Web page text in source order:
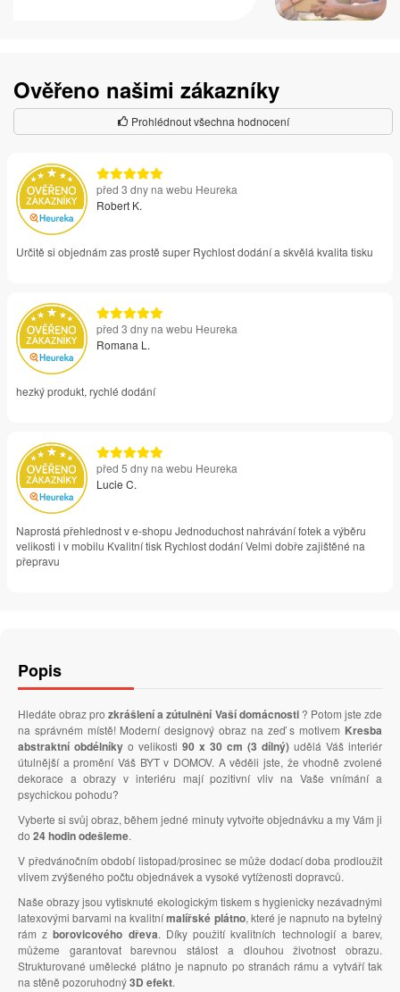
Ověřeno našimi zákazníky
Prohlédnout všechna hodnocení
před 3 dny na webu Heureka
Robert K.
Určitě si objednám zas prostě super Rychlost dodání a skvělá kvalita tisku
před 3 dny na webu Heureka
Romana L.
hezký produkt, rychlé dodání
před 5 dny na webu Heureka
Lucie C.
Naprostá přehlednost v e-shopu Jednoduchost nahrávání fotek a výběru
velikosti i v mobilu Kvalitní tisk Rychlost dodání Velmi dobře zajištěné na
přepravu
Popis
Hledáte obraz prozkrášlení a zútulnění Vaší domácnosti? Potom jste zde
na správném místě! Moderní designový obraz na zeď s motivem Kresba
abstraktní obdélníky o velikosti 90 x 30 cm (3 dílný) udělá Váš interiér
útulnější a promění Váš BYT v DOMOV. A věděli jste, že vhodně zvolené
dekorace a obrazy v interiéru mají pozitivní vliv na Vaše vnímání a
psychickou pohodu?
Vyberte si svůj obraz, během jedné minuty vytvořte objednávku a my Vám ji
do 24 hodin odešleme.
V předvánočním období listopad/prosinec se může dodací doba prodloužit
vlivem zvýšeného počtu objednávek a vysoké vytíženosti dopravců.
Naše obrazy jsou vytisknuté ekologickým tiskem s hygienicky nezávadnými
latexovými barvami na kvalitnímalířské plátno, které je napnuto na bytelný
rám zborovicového dřeva. Díky použití kvalitních technologií a barev,
můžeme garantovat barevnou stálost a dlouhou životnost obrazu.
Strukturované umělecké plátno je napnuto po stranách rámu a vytváří tak
na stěně pozoruhodný3D efekt.